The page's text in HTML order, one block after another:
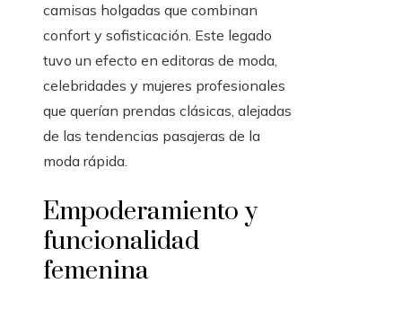
camisas holgadas que combinan
confort y sofisticación. Este legado
tuvo un efecto en editoras de moda,
celebridades y mujeres profesionales
que querían prendas clásicas, alejadas
de las tendencias pasajeras de la
moda rápida.
Empoderamiento y
funcionalidad
femenina